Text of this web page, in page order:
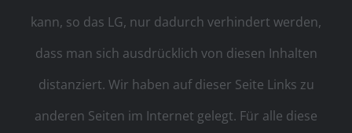
kann, so das LG, nur dadurch verhindert werden,
dass man sich ausdrücklich von diesen Inhalten
distanziert. Wir haben auf dieser Seite Links zu
anderen Seiten im Internet gelegt. Für alle diese